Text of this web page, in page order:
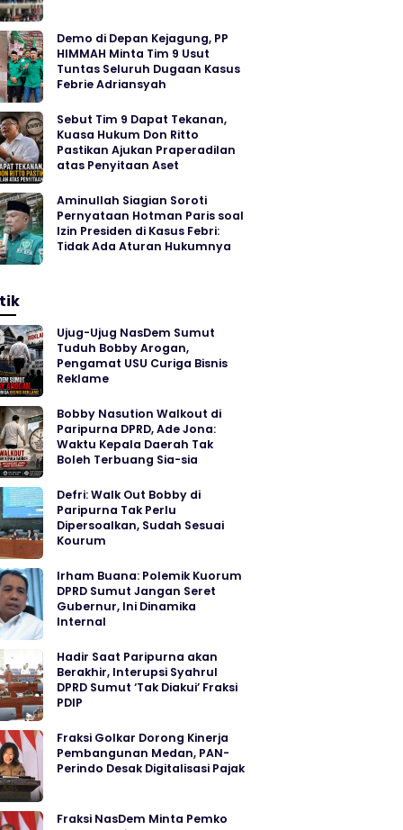
Demo di Depan Kejagung, PP
HIMMAH Minta Tim 9 Usut
Tuntas Seluruh Dugaan Kasus
Febrie Adriansyah
Sebut Tim 9 Dapat Tekanan,
Kuasa Hukum Don Ritto
Pastikan Ajukan Praperadilan
atas Penyitaan Aset
Aminullah Siagian Soroti
Pernyataan Hotman Paris soal
Izin Presiden di Kasus Febri:
Tidak Ada Aturan Hukumnya
Ujug-Ujug NasDem Sumut
Tuduh Bobby Arogan,
Pengamat USU Curiga Bisnis
Reklame
Bobby Nasution Walkout di
Paripurna DPRD, Ade Jona:
Waktu Kepala Daerah Tak
Boleh Terbuang Sia-sia
Defri: Walk Out Bobby di
Paripurna Tak Perlu
Dipersoalkan, Sudah Sesuai
Kourum
Irham Buana: Polemik Kuorum
DPRD Sumut Jangan Seret
Gubernur, Ini Dinamika
Internal
Hadir Saat Paripurna akan
Berakhir, Interupsi Syahrul
DPRD Sumut ‘Tak Diakui’ Fraksi
PDIP
Fraksi Golkar Dorong Kinerja
Pembangunan Medan, PAN-
Perindo Desak Digitalisasi Pajak
Fraksi NasDem Minta Pemko